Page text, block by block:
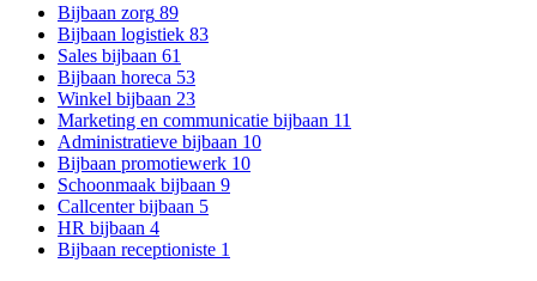
Bijbaan zorg 89
Bijbaan logistiek 83
Sales bijbaan 61
Bijbaan horeca 53
Winkel bijbaan 23
Marketing en communicatie bijbaan 11
Administratieve bijbaan 10
Bijbaan promotiewerk 10
Schoonmaak bijbaan 9
Callcenter bijbaan 5
HR bijbaan 4
Bijbaan receptioniste 1